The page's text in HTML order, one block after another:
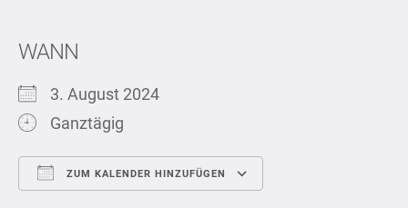
WANN
3. August 2024
Ganztägig
ZUM KALENDER HINZUFÜGEN